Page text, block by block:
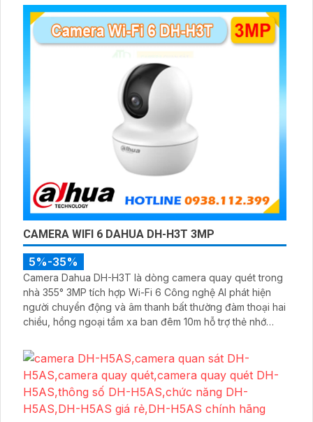
CAMERA WIFI 6 DAHUA DH-H3T 3MP
5%-35%
Camera Dahua DH-H3T là dòng camera quay quét trong
nhà 355° 3MP tích hợp Wi-Fi 6 Công nghệ AI phát hiện
người chuyển động và âm thanh bất thường đàm thoại hai
chiều, hồng ngoại tầm xa ban đêm 10m hỗ trợ thẻ nhớ
DMSS